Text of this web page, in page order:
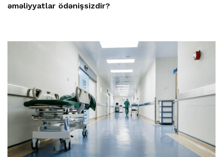
əməliyyatlar ödənişsizdir?